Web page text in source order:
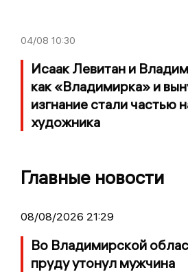
04/08 10:30
Исаак Левитан и
как «Владимирка» и
изгнание стали частью
художника
Главные новости
08/08/2026 21:29
Во Владимирской
пруду утонул мужчина